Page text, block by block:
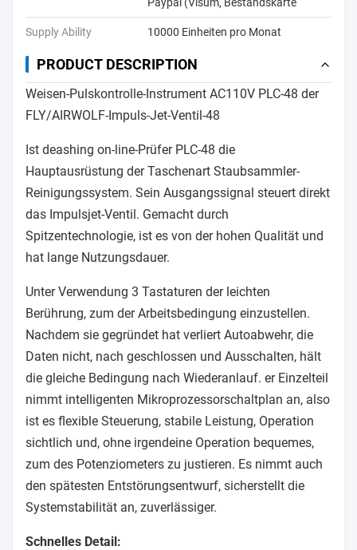
Supply Ability 10000 Einheiten pro Monat
PRODUCT DESCRIPTION
Weisen-Pulskontrolle-Instrument AC110V PLC-48 der
FLY/AIRWOLF-Impuls-Jet-Ventil-48
Ist deashing on-line-Prüfer PLC-48 die
Hauptausrüstung der Taschenart Staubsammler-
Reinigungssystem. Sein Ausgangssignal steuert direkt
das Impulsjet-Ventil. Gemacht durch
Spitzentechnologie, ist es von der hohen Qualität und
hat lange Nutzungsdauer.
Unter Verwendung 3 Tastaturen der leichten
Berührung, zum der Arbeitsbedingung einzustellen.
Nachdem sie gegründet hat verliert Autoabwehr, die
Daten nicht, nach geschlossen und Ausschalten, hält
die gleiche Bedingung nach Wiederanlauf. er Einzelteil
nimmt intelligenten Mikroprozessorschaltplan an, also
ist es flexible Steuerung, stabile Leistung, Operation
sichtlich und, ohne irgendeine Operation bequemes,
zum des Potenziometers zu justieren. Es nimmt auch
den spätesten Entstörungsentwurf, sicherstellt die
Systemstabilität an, zuverlässiger.
Schnelles Detail: